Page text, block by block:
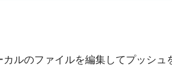
カルのファイルを編集してプッシュ